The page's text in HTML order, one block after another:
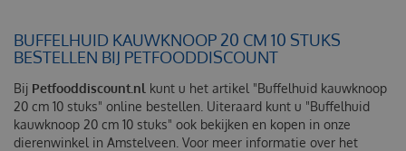
BUFFELHUID KAUWKNOOP 20 CM 10 STUKS
BESTELLEN BIJ PETFOODDISCOUNT
Bij Petfooddiscount.nl kunt u het artikel "Buffelhuid kauwknoop
20 cm 10 stuks" online bestellen. Uiteraard kunt u "Buffelhuid
kauwknoop 20 cm 10 stuks" ook bekijken en kopen in onze
dierenwinkel in Amstelveen. Voor meer informatie over het